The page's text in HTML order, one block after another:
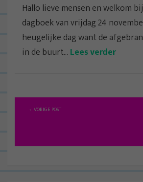
Hallo lieve mensen en welkom
dagboek van vrijdag 24
heugelijke dag want de
in de buurt... Lees verder
i
VORIGE POST